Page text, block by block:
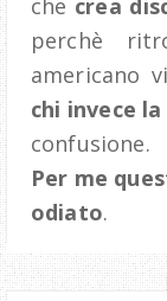
che crea
perchè
americano
chi invece
confusione.
Per me
odiato.